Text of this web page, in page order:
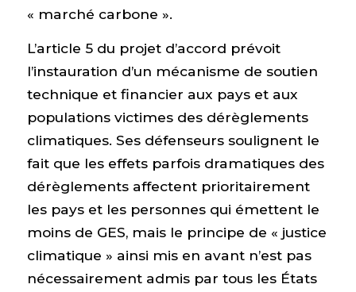
« marché carbone ».
L’article 5 du projet d’accord prévoit
l’instauration d’un mécanisme de soutien
technique et financier aux pays et aux
populations victimes des dérèglements
climatiques. Ses défenseurs soulignent le
fait que les effets parfois dramatiques des
dérèglements affectent prioritairement
les pays et les personnes qui émettent le
moins de GES, mais le principe de « justice
climatique » ainsi mis en avant n’est pas
nécessairement admis par tous les États